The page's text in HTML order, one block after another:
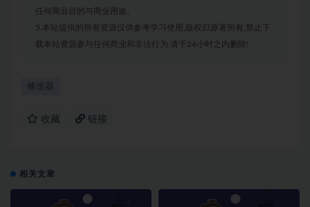
任何商业目的与商业用途。
5.本站提供的所有资源仅供参考学习使用,版权归原著所有,禁止下
载本站资源参与任何商业和非法行为,请于24小时之内删除!
修改器
收藏 链接
相关文章